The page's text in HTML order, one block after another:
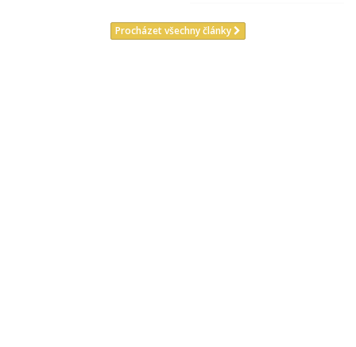
Procházet všechny články